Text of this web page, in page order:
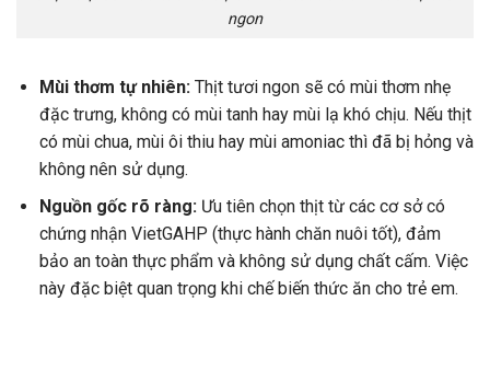
ngon
Mùi thơm tự nhiên: Thịt tươi ngon sẽ có mùi thơm nhẹ
đặc trưng, không có mùi tanh hay mùi lạ khó chịu. Nếu thịt
có mùi chua, mùi ôi thiu hay mùi amoniac thì đã bị hỏng và
không nên sử dụng.
Nguồn gốc rõ ràng: Ưu tiên chọn thịt từ các cơ sở có
chứng nhận VietGAHP (thực hành chăn nuôi tốt), đảm
bảo an toàn thực phẩm và không sử dụng chất cấm. Việc
này đặc biệt quan trọng khi chế biến thức ăn cho trẻ em.